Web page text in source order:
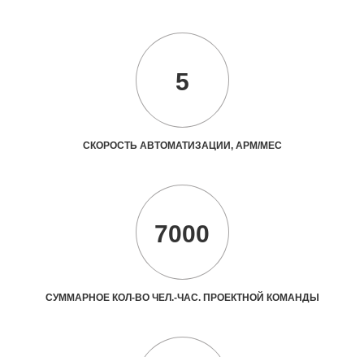
5
СКОРОСТЬ АВТОМАТИЗАЦИИ, АРМ/МЕС
7000
СУММАРНОЕ КОЛ-ВО ЧЕЛ.-ЧАС. ПРОЕКТНОЙ КОМАНДЫ